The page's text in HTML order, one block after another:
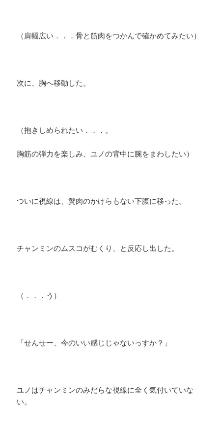
（肩幅広い．．．骨と筋肉をつかんで確かめてみたい）
次に、胸へ移動した。
（抱きしめられたい．．．。
胸筋の弾力を楽しみ、ユノの背中に腕をまわしたい）
ついに視線は、贅肉のかけらもない下腹に移った。
チャンミンのムスコがむくり、と反応し出した。
（．．．う）
「せんせー、今のいい感じじゃないっすか？」
ユノはチャンミンのみだらな視線に全く気付いていな
い。